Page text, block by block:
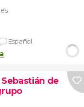
Español
de